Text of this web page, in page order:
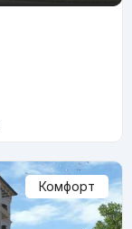
Комфорт